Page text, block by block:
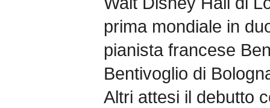
prima mondiale in
pianista francese
Bentivoglio di
Altri attesi il debutto